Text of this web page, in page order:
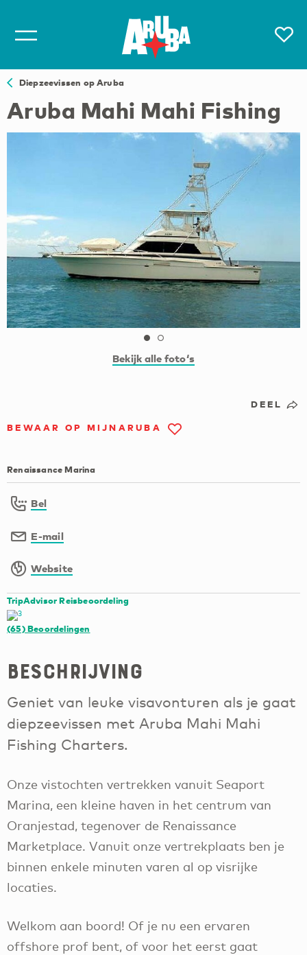
Diepzeevissen op Aruba
Aruba Mahi Mahi Fishing
Bekijk alle foto‘s
DEEL
BEWAAR OP MIJNARUBA
Renaissance Marina
Bel
E-mail
Website
TripAdvisor Reisbeoordeling
(65)Beoordelingen
Beschrijving
Geniet van leuke visavonturen als je gaat
diepzeevissen met Aruba Mahi Mahi
Fishing Charters.
Onze vistochten vertrekken vanuit Seaport
Marina, een kleine haven in het centrum van
Oranjestad, tegenover de Renaissance
Marketplace. Vanuit onze vertrekplaats ben je
binnen enkele minuten varen al op visrijke
locaties.
Welkom aan boord! Of je nu een ervaren
offshore prof bent, of voor het eerst gaat